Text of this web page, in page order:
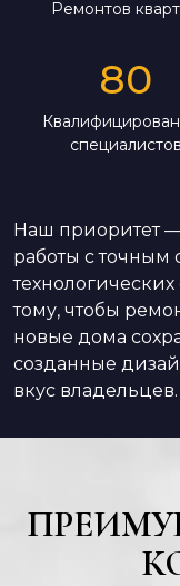
Ремонтов
80
специалистов
Наш приоритет
работы с
тому, чтобы
новые дома
созданные
вкус владельцев.